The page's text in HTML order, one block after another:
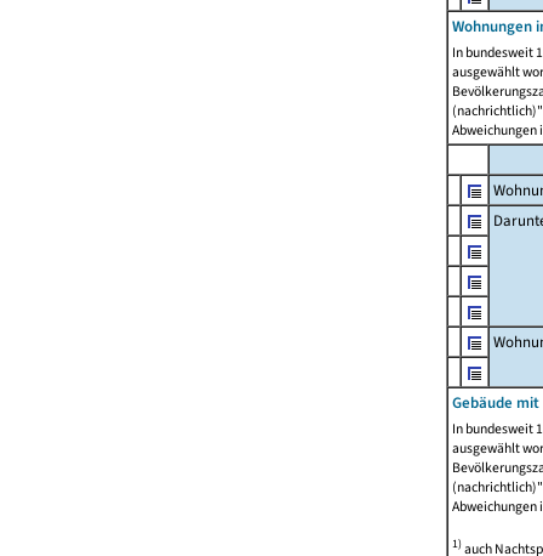
Wohnungen
In bundesweit
ausgewählt
Abweichungen
Gebäude
In bundesweit
ausgewählt
Abweichungen
1)auch